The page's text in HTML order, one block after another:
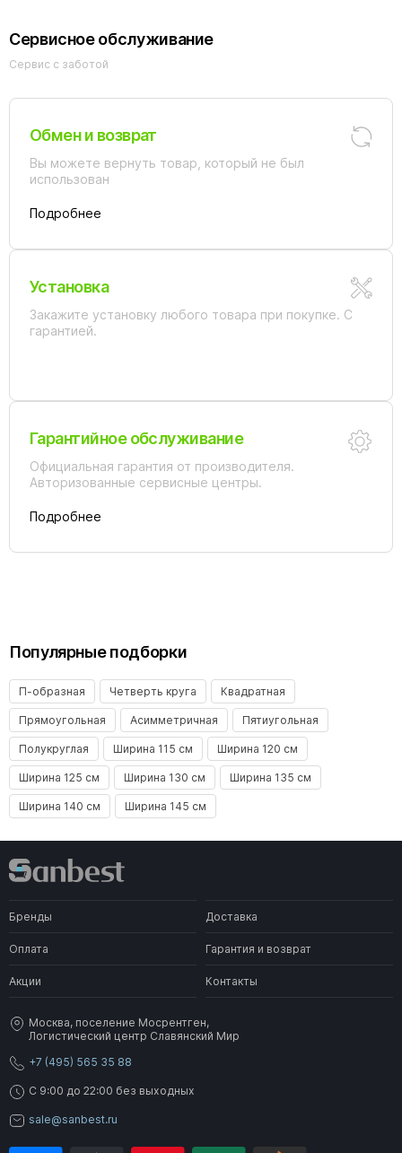
Сервисное обслуживание
Сервис с заботой
Обмен и возврат
Вы можете вернуть товар, который не был
использован
Подробнее
Установка
Закажите установку любого товара при покупке. С
гарантией.
Гарантийное обслуживание
Официальная гарантия от производителя.
Авторизованные сервисные центры.
Подробнее
Популярные подборки
П-образная Четверть круга Квадратная
Прямоугольная Асимметричная Пятиугольная
Полукруглая Ширина 115 см Ширина 120 см
Ширина 125 см Ширина 130 см Ширина 135 см
Ширина 140 см Ширина 145 см
Бренды Доставка
Оплата Гарантия и возврат
Акции Контакты
Москва, поселение Мосрентген,
Логистический центр Славянский Мир
+7 (495) 565 35 88
C 9:00 до 22:00 без выходных
sale@sanbest.ru